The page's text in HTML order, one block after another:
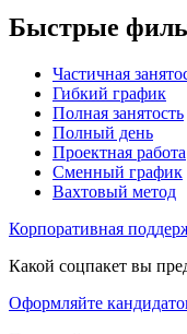
Быстрые
Частичная
Гибкий график
Полная занятость
Полный день
Проектная работа
Сменный график
Вахтовый метод
Корпоративная
Какой соцпакет вы
Оформляйте